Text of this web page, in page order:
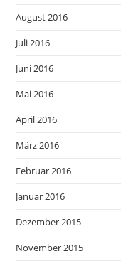
August 2016
Juli 2016
Juni 2016
Mai 2016
April 2016
März 2016
Februar 2016
Januar 2016
Dezember 2015
November 2015